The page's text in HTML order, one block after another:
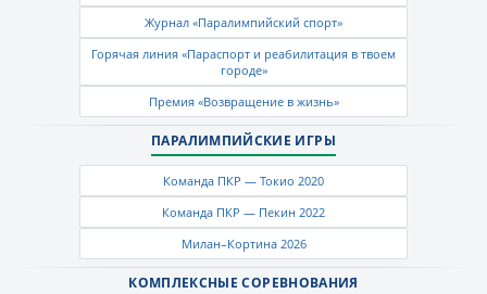
Журнал «Паралимпийский спорт»
Горячая линия «Параспорт и реабилитация в твоем
городе»
Премия «Возвращение в жизнь»
ПАРАЛИМПИЙСКИЕ ИГРЫ
Команда ПКР — Токио 2020
Команда ПКР — Пекин 2022
Милан–Кортина 2026
КОМПЛЕКСНЫЕ СОРЕВНОВАНИЯ